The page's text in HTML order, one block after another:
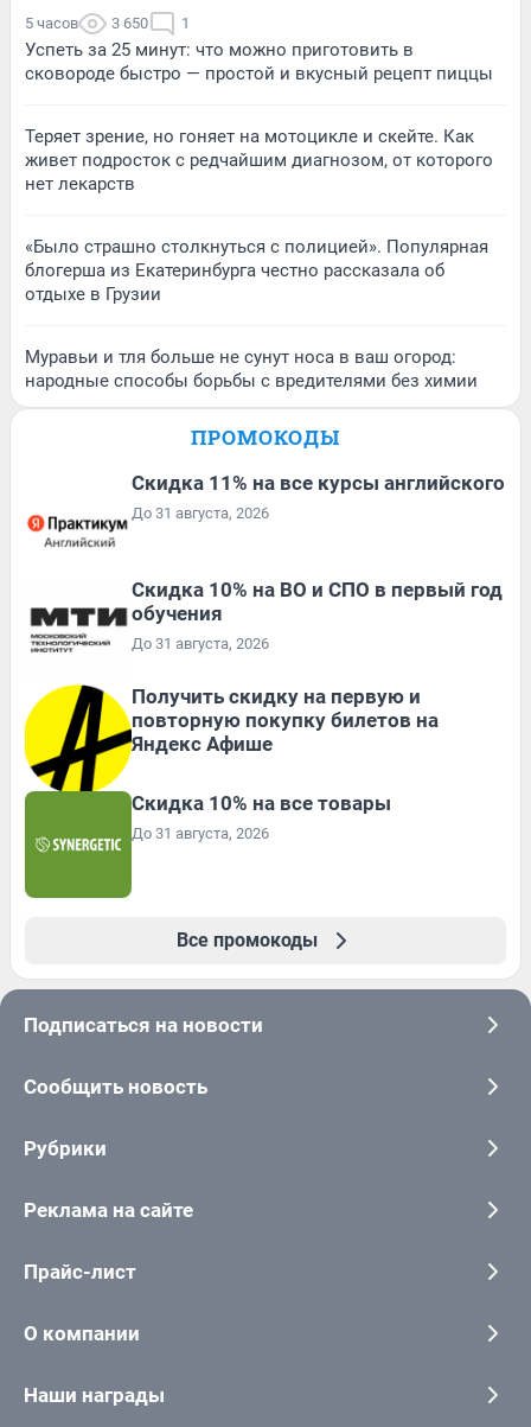
5 часов 3 650 1
Успеть за 25 минут: что можно приготовить в
сковороде быстро — простой и вкусный рецепт пиццы
Теряет зрение, но гоняет на мотоцикле и скейте. Как
живет подросток с редчайшим диагнозом, от которого
нет лекарств
«Было страшно столкнуться с полицией». Популярная
блогерша из Екатеринбурга честно рассказала об
отдыхе в Грузии
Муравьи и тля больше не сунут носа в ваш огород:
народные способы борьбы с вредителями без химии
ПРОМОКОДЫ
Скидка 11% на все курсы английского
До 31 августа, 2026
Скидка 10% на ВО и СПО в первый год
обучения
До 31 августа, 2026
Получить скидку на первую и
повторную покупку билетов на
Яндекс Афише
Скидка 10% на все товары
До 31 августа, 2026
Все промокоды
Подписаться на новости
Сообщить новость
Рубрики
Реклама на сайте
Прайс-лист
О компании
Наши награды